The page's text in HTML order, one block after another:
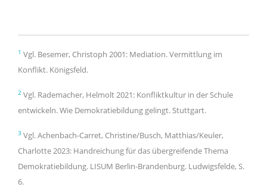
1 Vgl. Besemer, Christoph 2001: Mediation. Vermittlung im
Konflikt. Königsfeld.
2 Vgl. Rademacher, Helmolt 2021: Konfliktkultur in der Schule
entwickeln. Wie Demokratiebildung gelingt. Stuttgart.
3 Vgl. Achenbach-Carret, Christine/Busch, Matthias/Keuler,
Charlotte 2023: Handreichung für das übergreifende Thema
Demokratiebildung. LISUM Berlin-Brandenburg. Ludwigsfelde, S.
6.